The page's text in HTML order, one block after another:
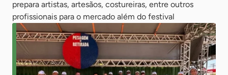
prepara artistas, artesãos, costureiras, entre outros
profissionais para o mercado além do festival